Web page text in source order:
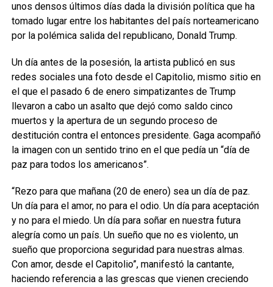
unos densos últimos días dada la división política que ha
tomado lugar entre los habitantes del país norteamericano
por la polémica salida del republicano, Donald Trump.
Un día antes de la posesión, la artista publicó en sus
redes sociales una foto desde el Capitolio, mismo sitio en
el que el pasado 6 de enero simpatizantes de Trump
llevaron a cabo un asalto que dejó como saldo cinco
muertos y la apertura de un segundo proceso de
destitución contra el entonces presidente. Gaga acompañó
la imagen con un sentido trino en el que pedía un “día de
paz para todos los americanos”.
“Rezo para que mañana (20 de enero) sea un día de paz.
Un día para el amor, no para el odio. Un día para aceptación
y no para el miedo. Un día para soñar en nuestra futura
alegría como un país. Un sueño que no es violento, un
sueño que proporciona seguridad para nuestras almas.
Con amor, desde el Capitolio”, manifestó la cantante,
haciendo referencia a las grescas que vienen creciendo